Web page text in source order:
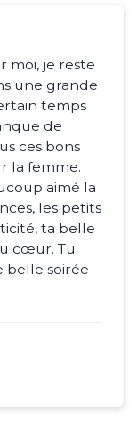
moi, je reste
une grande
temps
de
ces bons
la femme.
aimé la
les petits
ta belle
cœur. Tu
belle soirée